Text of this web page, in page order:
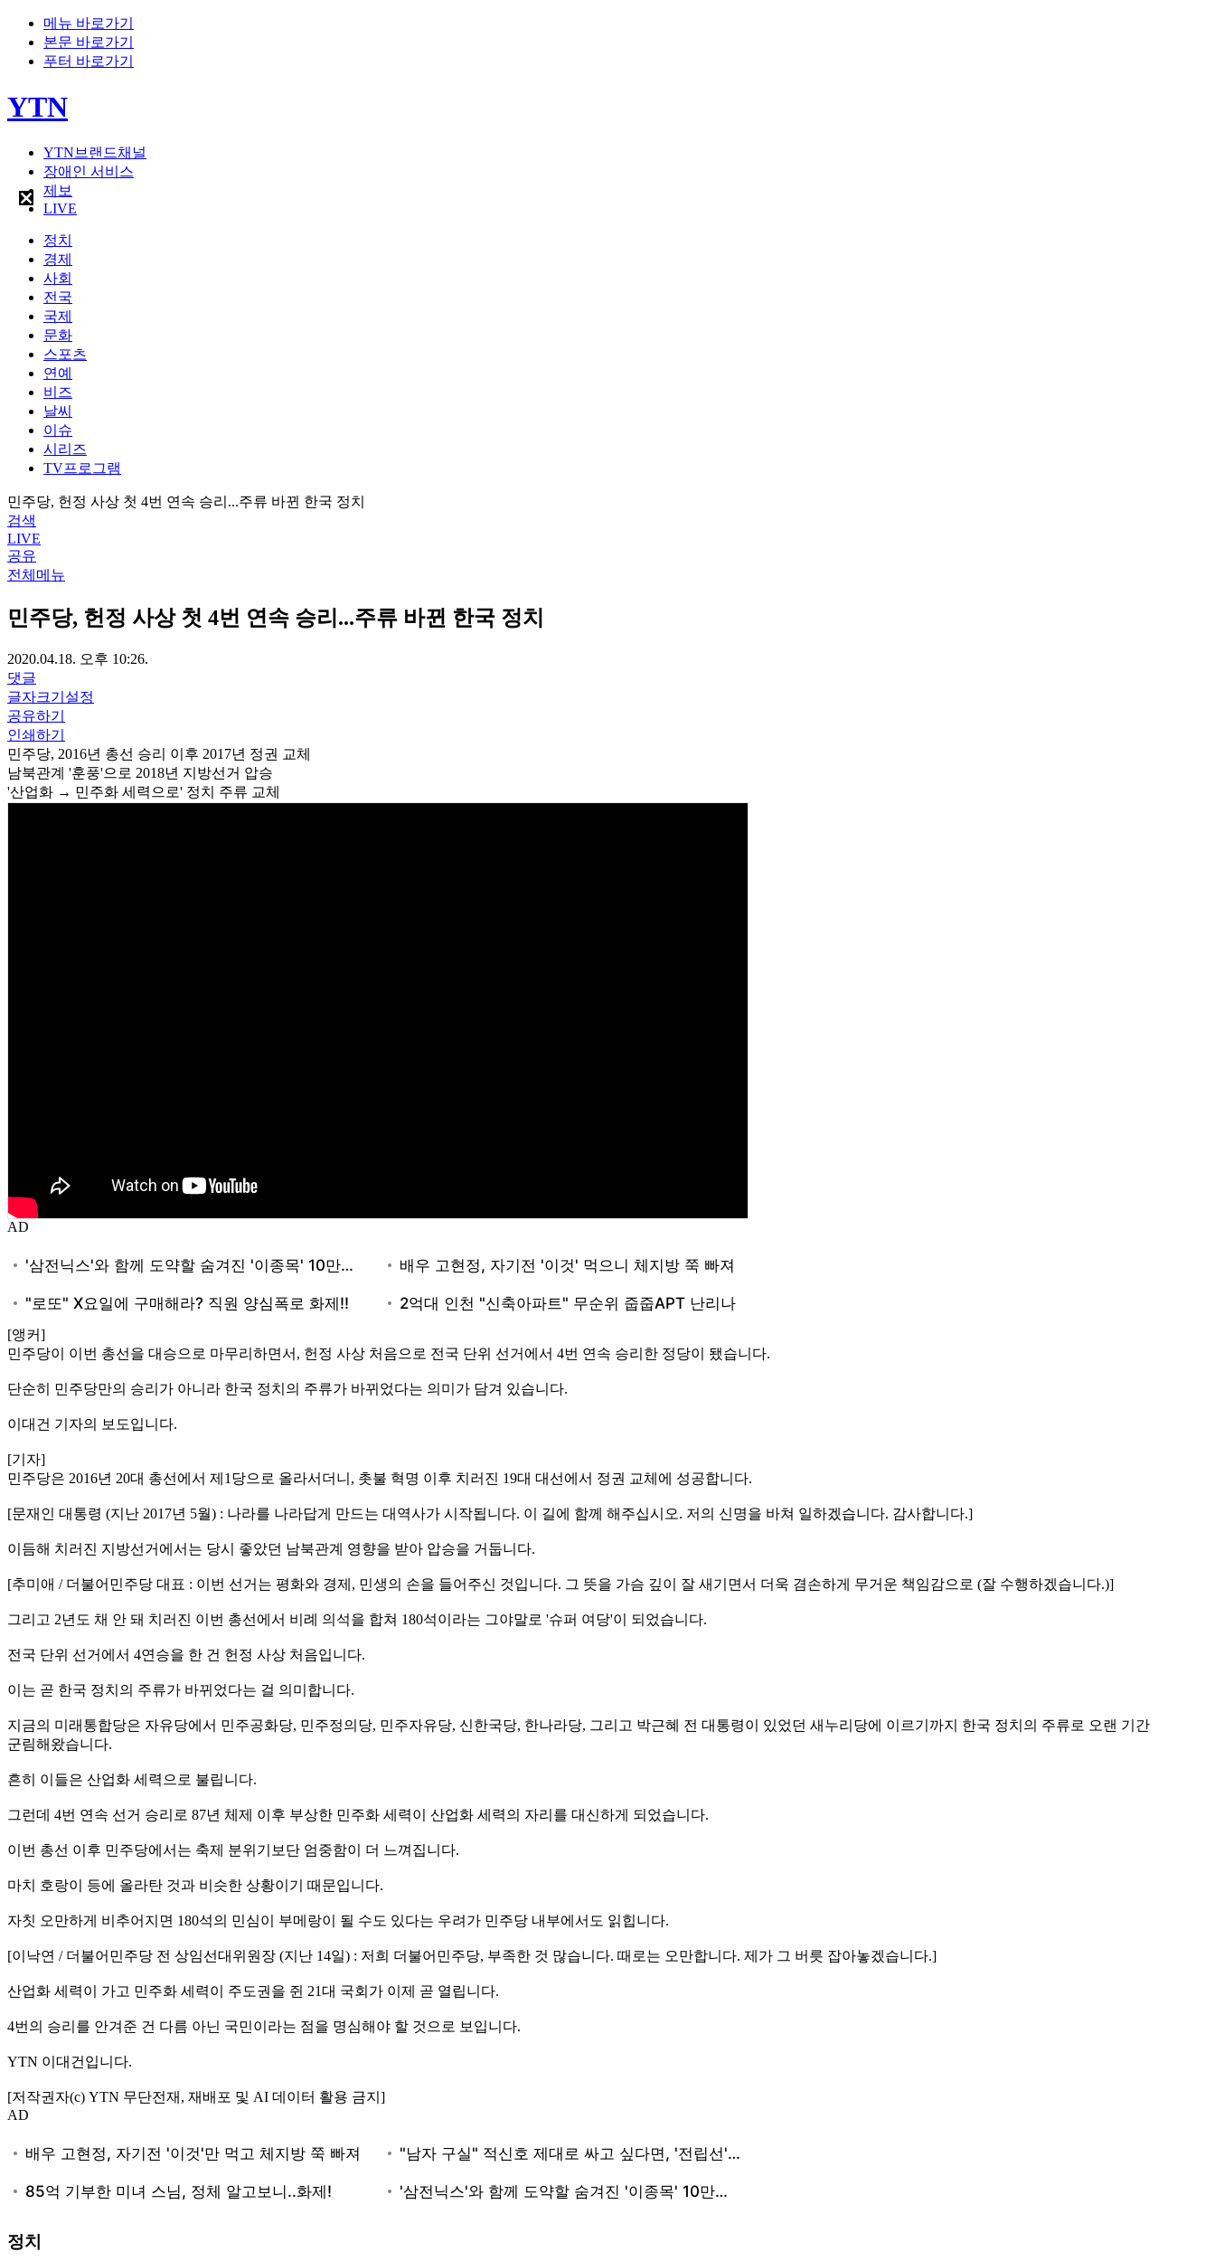
메뉴 바로가기
본문 바로가기
푸터 바로가기
YTN
YTN브랜드채널
장애인 서비스
제보
LIVE
정치
경제
사회
전국
국제
문화
스포츠
연예
비즈
날씨
이슈
시리즈
TV프로그램
민주당, 헌정 사상 첫 4번 연속 승리...주류 바뀐 한국 정치
검색
LIVE
공유
전체메뉴
민주당, 헌정 사상 첫 4번 연속 승리...주류 바뀐 한국 정치
2020.04.18. 오후 10:26.
댓글
글자크기설정
공유하기
인쇄하기
민주당, 2016년 총선 승리 이후 2017년 정권 교체
남북관계 '훈풍'으로 2018년 지방선거 압승
'산업화 → 민주화 세력으로' 정치 주류 교체
AD
[앵커]
민주당이 이번 총선을 대승으로 마무리하면서, 헌정 사상 처음으로 전국 단위 선거에서 4번 연속 승리한 정당이 됐습니다.
단순히 민주당만의 승리가 아니라 한국 정치의 주류가 바뀌었다는 의미가 담겨 있습니다.
이대건 기자의 보도입니다.
[기자]
민주당은 2016년 20대 총선에서 제1당으로 올라서더니, 촛불 혁명 이후 치러진 19대 대선에서 정권 교체에 성공합니다.
[문재인 대통령 (지난 2017년 5월) : 나라를 나라답게 만드는 대역사가 시작됩니다. 이 길에 함께 해주십시오. 저의 신명을 바쳐 일하겠습니다. 감사합니다.]
이듬해 치러진 지방선거에서는 당시 좋았던 남북관계 영향을 받아 압승을 거둡니다.
[추미애 / 더불어민주당 대표 : 이번 선거는 평화와 경제, 민생의 손을 들어주신 것입니다. 그 뜻을 가슴 깊이 잘 새기면서 더욱 겸손하게 무거운 책임감으로 (잘 수행하겠습니다.)]
그리고 2년도 채 안 돼 치러진 이번 총선에서 비례 의석을 합쳐 180석이라는 그야말로 '슈퍼 여당'이 되었습니다.
전국 단위 선거에서 4연승을 한 건 헌정 사상 처음입니다.
이는 곧 한국 정치의 주류가 바뀌었다는 걸 의미합니다.
지금의 미래통합당은 자유당에서 민주공화당, 민주정의당, 민주자유당, 신한국당, 한나라당, 그리고 박근혜 전 대통령이 있었던 새누리당에 이르기까지 한국 정치의 주류로 오랜 기간
군림해왔습니다.
흔히 이들은 산업화 세력으로 불립니다.
그런데 4번 연속 선거 승리로 87년 체제 이후 부상한 민주화 세력이 산업화 세력의 자리를 대신하게 되었습니다.
이번 총선 이후 민주당에서는 축제 분위기보단 엄중함이 더 느껴집니다.
마치 호랑이 등에 올라탄 것과 비슷한 상황이기 때문입니다.
자칫 오만하게 비추어지면 180석의 민심이 부메랑이 될 수도 있다는 우려가 민주당 내부에서도 읽힙니다.
[이낙연 / 더불어민주당 전 상임선대위원장 (지난 14일) : 저희 더불어민주당, 부족한 것 많습니다. 때로는 오만합니다. 제가 그 버릇 잡아놓겠습니다.]
산업화 세력이 가고 민주화 세력이 주도권을 쥔 21대 국회가 이제 곧 열립니다.
4번의 승리를 안겨준 건 다름 아닌 국민이라는 점을 명심해야 할 것으로 보입니다.
YTN 이대건입니다.
[저작권자(c) YTN 무단전재, 재배포 및 AI 데이터 활용 금지]
AD
정치